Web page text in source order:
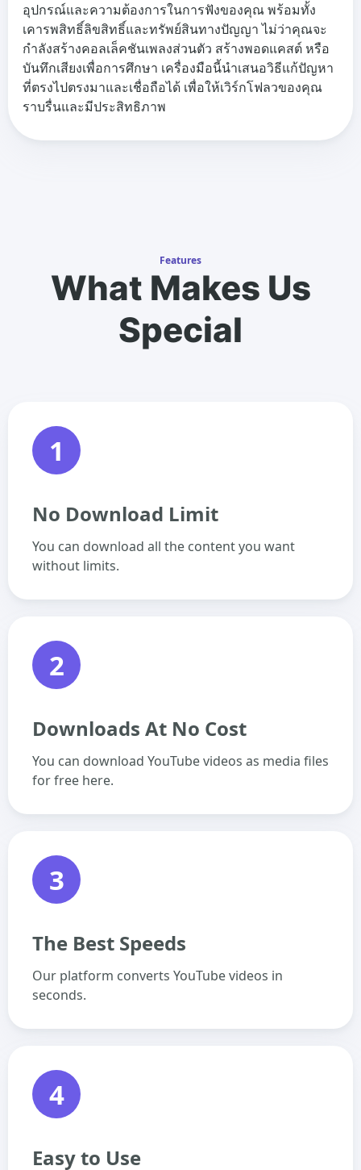
อุปกรณ์และความต้องการในการฟังของคุณ พร้อมทั้ง
เคารพสิทธิ์ลิขสิทธิ์และทรัพย์สินทางปัญญา ไม่ว่าคุณจะ
กำลังสร้างคอลเล็คชันเพลงส่วนตัว สร้างพอดแคสต์ หรือ
บันทึกเสียงเพื่อการศึกษา เครื่องมือนี้นำเสนอวิธีแก้ปัญหา
ที่ตรงไปตรงมาและเชื่อถือได้ เพื่อให้เวิร์กโฟลวของคุณ
ราบรื่นและมีประสิทธิภาพ
Features
What Makes Us
Special
1
No Download Limit
You can download all the content you want
without limits.
2
Downloads At No Cost
You can download YouTube videos as media files
for free here.
3
The Best Speeds
Our platform converts YouTube videos in
seconds.
4
Easy to Use